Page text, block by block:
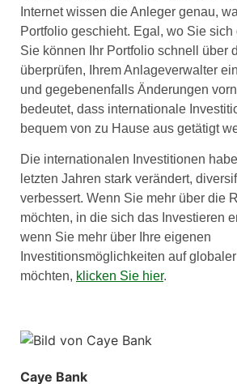
Internet wissen die Anleger genau,
Portfolio geschieht. Egal, wo Sie sich
Sie können Ihr Portfolio schnell über
überprüfen, Ihrem Anlageverwalter
und gegebenenfalls Änderungen
bedeutet, dass internationale
bequem von zu Hause aus getätigt
Die internationalen Investitionen
letzten Jahren stark verändert,
verbessert. Wenn Sie mehr über die
möchten, in die sich das Investieren
wenn Sie mehr über Ihre eigenen
Investitionsmöglichkeiten auf
möchten, klicken Sie hier.
Caye Bank